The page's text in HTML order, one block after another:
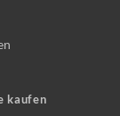
kaufen